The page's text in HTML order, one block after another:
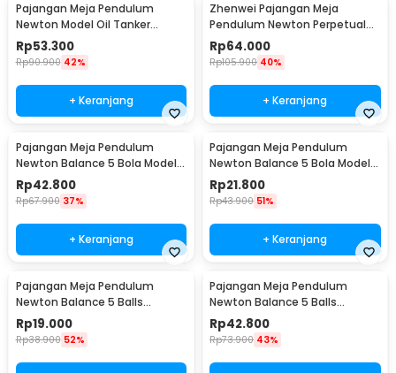
Pajangan Meja Pendulum
Newton Model Oil Tanker
Perpetual Debate - B101
Rp53.300
Rp90.900 42%
+ Keranjang
Zhenwei Pajangan Meja
Pendulum Newton Perpetual
Model Ferris Wheel - ZPW
Rp64.000
Rp105.900 40%
+ Keranjang
Pajangan Meja Pendulum
Newton Balance 5 Bola Model
Arched M - ZY02
Rp42.800
Rp67.900 37%
+ Keranjang
Pajangan Meja Pendulum
Newton Balance 5 Bola Model
Arched S - ZY02
Rp21.800
Rp43.900 51%
+ Keranjang
Pajangan Meja Pendulum
Newton Balance 5 Balls
Stainless Steel Model T S -
LX013
Rp19.000
Rp38.900 52%
Pajangan Meja Pendulum
Newton Balance 5 Balls
Stainless Steel Model T L -
LX013
Rp42.800
Rp73.900 43%